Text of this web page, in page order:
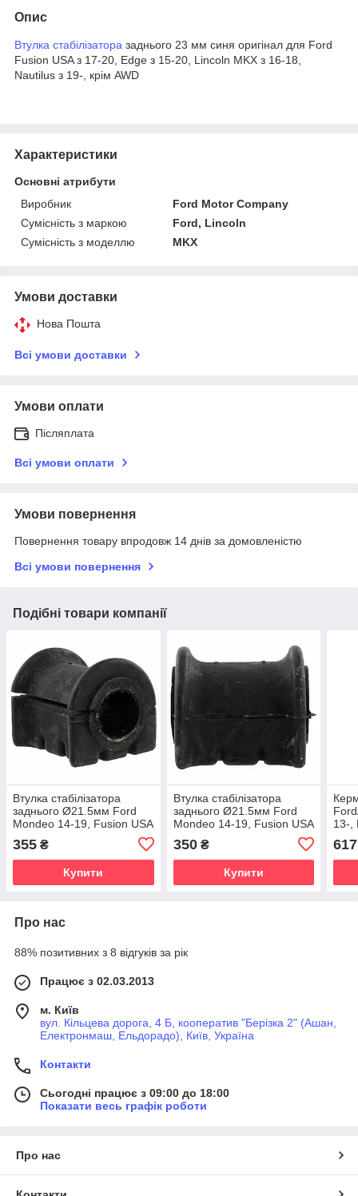
Опис
Втулка стабілізатора заднього 23 мм синя оригінал для Ford
Fusion USA з 17-20, Edge з 15-20, Lincoln MKX з 16-18,
Nautilus з 19-, крім AWD
Характеристики
Основні атрибути
Виробник
Ford Motor Company
Сумісність з маркою
Ford, Lincoln
Сумісність з моделлю
MKX
Умови доставки
Нова Пошта
Всі умови доставки
Умови оплати
Післяплата
Всі умови оплати
Умови повернення
Повернення товару впродовж 14 днів за домовленістю
Всі умови повернення
Подібні товари компанії
Втулка стабілізатора
заднього Ø21.5мм Ford
Mondeo 14-19, Fusion USA
355 ₴
Купити
Втулка стабілізатора
заднього Ø21.5мм Ford
Mondeo 14-19, Fusion USA
350₴
Купити
13-,
для
617
Про нас
88% позитивних з 8 відгуків за рік
Працює з 02.03.2013
м. Київ
вул. Кільцева дорога, 4 Б, кооператив "Берізка 2" (Ашан,
Електронмаш, Ельдорадо), Київ, Україна
Контакти
Сьогодні працює з 09:00 до 18:00
Показати весь графік роботи
Про нас